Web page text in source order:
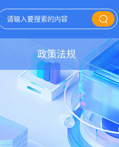
政策法规